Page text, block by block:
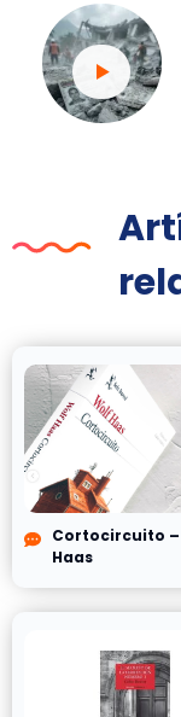
Cortocircuito
Haas